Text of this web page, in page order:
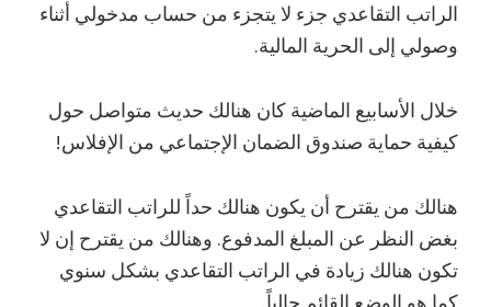
الراتب التقاعدي جزء لا يتجزء من حساب مدخولي أثناء
وصولي إلى الحرية المالية.
خلال الأسابيع الماضية كان هنالك حديث متواصل حول
كيفية حماية صندوق الضمان الإجتماعي من الإفلاس!
هنالك من يقترح أن يكون هنالك حداً للراتب التقاعدي
بغض النظر عن المبلغ المدفوع. وهنالك من يقترح إن لا
تكون هنالك زيادة في الراتب التقاعدي بشكل سنوي